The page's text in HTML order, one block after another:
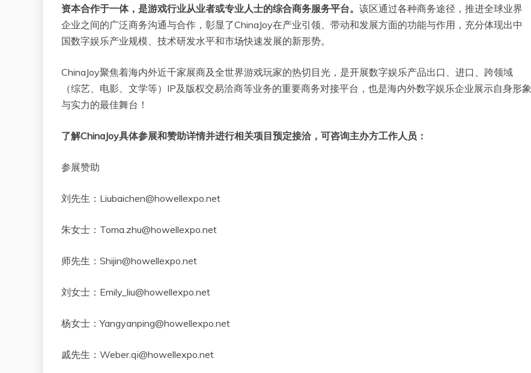
资本合作于一体，是游戏行业从业者或专业人士的综合商务服务平台。 该区通过各种商务途径，推进全球业界
企业之间的广泛商务沟通与合作，彰显了ChinaJoy在产业引领、带动和发展方面的功能与作用，充分体现出中
国数字娱乐产业规模、技术研发水平和市场快速发展的新形势。
ChinaJoy聚焦着海内外近千家展商及全世界游戏玩家的热切目光，是开展数字娱乐产品出口、进口、跨领域
（综艺、电影、文学等）IP及版权交易洽商等业务的重要商务对接平台，也是海内外数字娱乐企业展示自身形象
与实力的最佳舞台！
了解ChinaJoy具体参展和赞助详情并进行相关项目预定接洽，可咨询主办方工作人员：
参展赞助
刘先生：Liubaichen@howellexpo.net
朱女士：Toma.zhu@howellexpo.net
师先生：Shijin@howellexpo.net
刘女士：Emily_liu@howellexpo.net
杨女士：Yangyanping@howellexpo.net
戚先生：Weber.qi@howellexpo.net